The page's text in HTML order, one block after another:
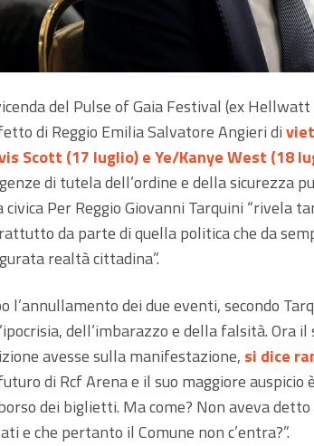
del Pulse of Gaia Festival (ex
di Reggio Emilia Salvatore Angieri di
Scott (17 luglio) e Ye/Kanye West (18
di tutela dell’ordine e della sicurezza
civica Per Reggio Giovanni Tarquini “rivela
da parte di quella politica che da
realtà cittadina”.
l’annullamento dei due eventi, secondo
dell’imbarazzo e della falsità. Ora
avesse sulla manifestazione, si dice
di Rcf Arena e il suo maggiore auspicio
dei biglietti. Ma come? Non aveva
e che pertanto il Comune non c’entra?”.